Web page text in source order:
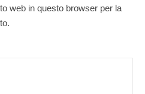
web in questo browser per la